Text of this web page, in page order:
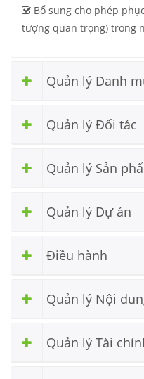
Bổ sung cho phép
tượng quan trọng) trong
Quản lý Danh
Quản lý Đối tác
Quản lý Sản
Quản lý Dự án
Điều hành
Quản lý Nội
Quản lý Tài